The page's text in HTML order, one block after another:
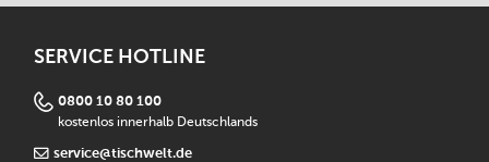
SERVICE HOTLINE
0800 10 80 100
kostenlos innerhalb Deutschlands
service@tischwelt.de